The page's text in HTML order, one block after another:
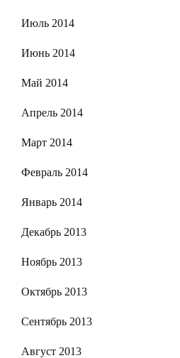
Июль 2014
Июнь 2014
Май 2014
Апрель 2014
Март 2014
Февраль 2014
Январь 2014
Декабрь 2013
Ноябрь 2013
Октябрь 2013
Сентябрь 2013
Август 2013